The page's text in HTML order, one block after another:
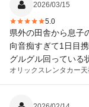
2026/03/15
5.0
県外の田舎から息子
向音痴すぎて1日目
グルグル回っている
がそれでも到着出来
帰ってくれました。
オリックスレンタカー